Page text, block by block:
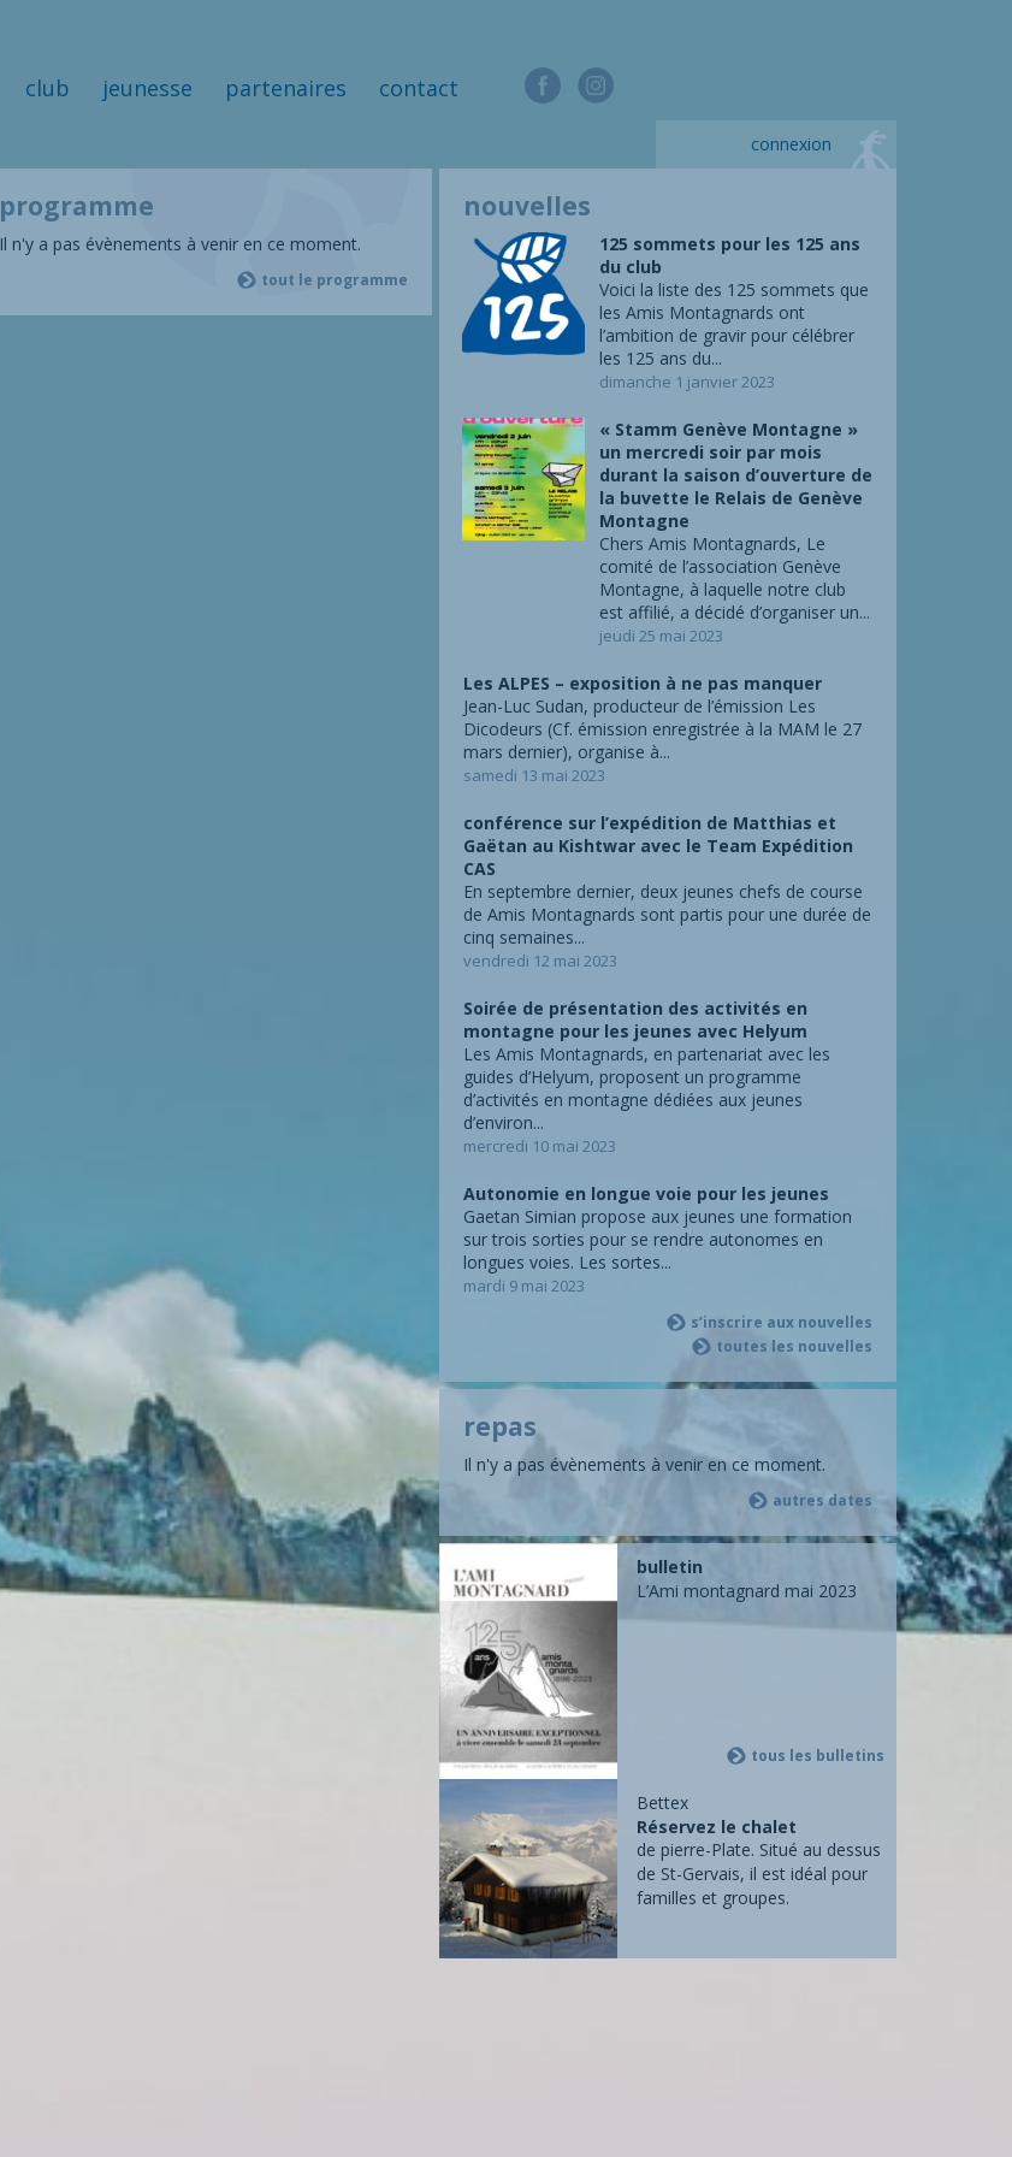
club jeunesse partenaires contact
connexion
programme
Il n'y a pas évènements à venir en ce moment.
tout le programme
nouvelles
125 sommets pour les 125 ans
du club
Voici la liste des 125 sommets que
les Amis Montagnards ont
l’ambition de gravir pour célébrer
les 125 ans du...
dimanche 1 janvier 2023
« Stamm Genève Montagne »
un mercredi soir par mois
durant la saison d’ouverture de
la buvette le Relais de Genève
Montagne
Chers Amis Montagnards, Le
comité de l’association Genève
Montagne, à laquelle notre club
est affilié, a décidé d’organiser un...
jeudi 25 mai 2023
Les ALPES – exposition à ne pas manquer
Jean-Luc Sudan, producteur de l’émission Les
Dicodeurs (Cf. émission enregistrée à la MAM le 27
mars dernier), organise à...
samedi 13 mai 2023
conférence sur l’expédition de Matthias et
Gaëtan au Kishtwar avec le Team Expédition
CAS
En septembre dernier, deux jeunes chefs de course
de Amis Montagnards sont partis pour une durée de
cinq semaines...
vendredi 12 mai 2023
Soirée de présentation des activités en
montagne pour les jeunes avec Helyum
Les Amis Montagnards, en partenariat avec les
guides d’Helyum, proposent un programme
d’activités en montagne dédiées aux jeunes
d’environ...
mercredi 10 mai 2023
Autonomie en longue voie pour les jeunes
Gaetan Simian propose aux jeunes une formation
sur trois sorties pour se rendre autonomes en
longues voies. Les sortes...
mardi 9 mai 2023
s’inscrire aux nouvelles
toutes les nouvelles
repas
Il n'y a pas évènements à venir en ce moment.
autres dates
bulletin
L’Ami montagnard mai 2023
tous les bulletins
Bettex
Réservez le chalet
de pierre-Plate. Situé au dessus
de St-Gervais, il est idéal pour
familles et groupes.